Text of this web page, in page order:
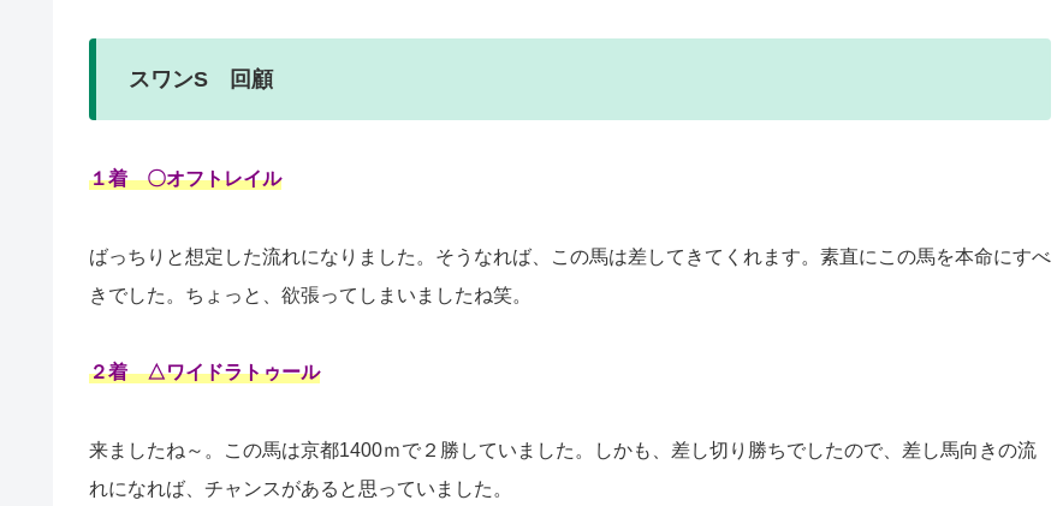
スワンS 回顧
１着 〇オフトレイル
ばっちりと想定した流れになりました。そうなれば、この馬は差してきてくれます。素直にこの馬を本命にすべ
きでした。ちょっと、欲張ってしまいましたね笑。
２着 △ワイドラトゥール
来ましたね～。この馬は京都1400ｍで２勝していました。しかも、差し切り勝ちでしたので、差し馬向きの流
れになれば、チャンスがあると思っていました。